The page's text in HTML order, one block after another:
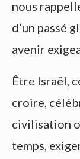
nous
d’un passé
avenir
Être Israël,
croire,
civilisation
temps,